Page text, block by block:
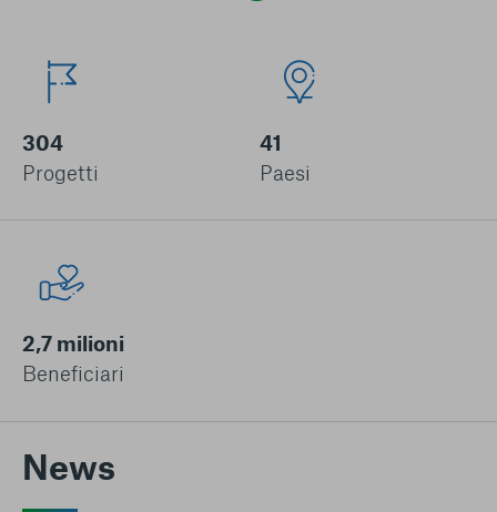
304
Progetti
41
Paesi
2,7 milioni
Beneficiari
News